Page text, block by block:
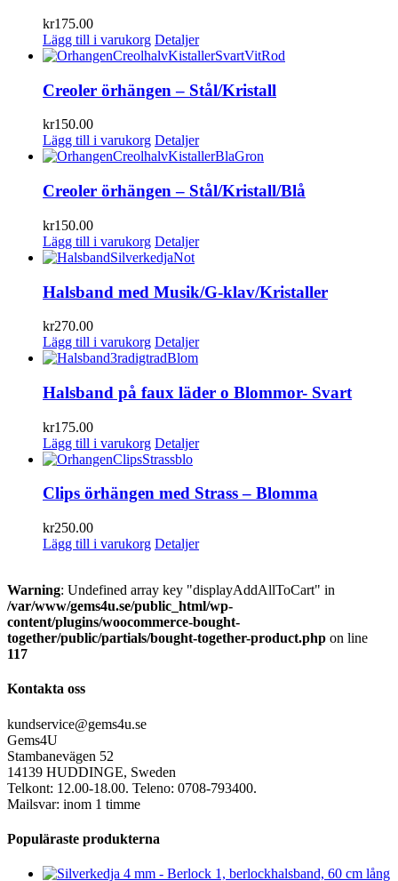
kr175.00
Lägg till i varukorg Detaljer
Creoler örhängen – Stål/Kristall
kr150.00
Lägg till i varukorg Detaljer
Creoler örhängen – Stål/Kristall/Blå
kr150.00
Lägg till i varukorg Detaljer
Halsband med Musik/G-klav/Kristaller
kr270.00
Lägg till i varukorg Detaljer
Halsband på faux läder o Blommor- Svart
kr175.00
Lägg till i varukorg Detaljer
Clips örhängen med Strass – Blomma
kr250.00
Lägg till i varukorg Detaljer
Warning: Undefined array key "displayAddAllToCart" in
/var/www/gems4u.se/public_html/wp-
content/plugins/woocommerce-bought-
together/public/partials/bought-together-product.php on line
117
Kontakta oss
kundservice@gems4u.se
Gems4U
Stambanevägen 52
14139 HUDDINGE, Sweden
Telkont: 12.00-18.00. Teleno: 0708-793400.
Mailsvar: inom 1 timme
Populäraste produkterna